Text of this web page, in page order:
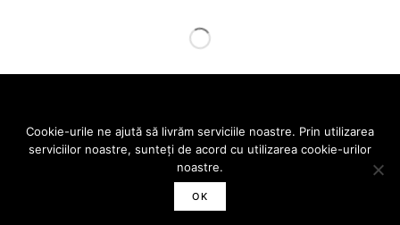
Designed & Developed by SmartSeopack.com
VREAU SA FLUIER
Cookie-urile ne ajută să livrăm serviciile noastre. Prin utilizarea
serviciilor noastre, sunteți de acord cu utilizarea cookie-urilor
noastre.
OK